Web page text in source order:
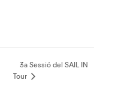
3a Sessió del SAIL IN
Tour